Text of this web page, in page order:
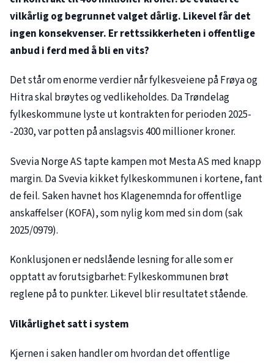
vilkårlig og begrunnet valget dårlig. Likevel får det
ingen konsekvenser. Er rettssikkerheten i offentlige
anbud i ferd med å bli en vits?
Det står om enorme verdier når fylkesveiene på Frøya og
Hitra skal brøytes og vedlikeholdes. Da Trøndelag
fylkeskommune lyste ut kontrakten for perioden 2025-
-2030, var potten på anslagsvis 400 millioner kroner.
Svevia Norge AS tapte kampen mot Mesta AS med knapp
margin. Da Svevia kikket fylkeskommunen i kortene, fant
de feil. Saken havnet hos Klagenemnda for offentlige
anskaffelser (KOFA), som nylig kom med sin dom (sak
2025/0979).
Konklusjonen er nedslående lesning for alle som er
opptatt av forutsigbarhet: Fylkeskommunen brøt
reglene på to punkter. Likevel blir resultatet stående.
Vilkårlighet satt i system
Kjernen i saken handler om hvordan det offentlige